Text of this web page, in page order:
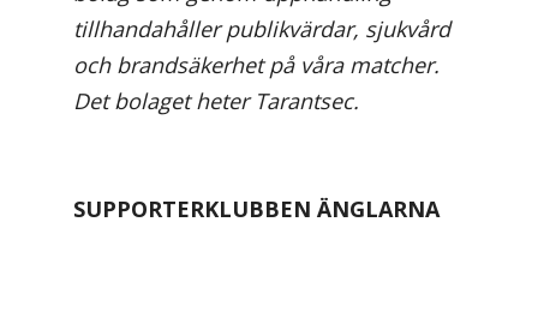
tillhandahåller publikvärdar, sjukvård
och brandsäkerhet på våra matcher.
Det bolaget heter Tarantsec.
SUPPORTERKLUBBEN ÄNGLARNA